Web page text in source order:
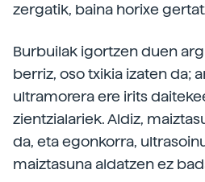
zergatik, baina horixe
Burbuilak igortzen duen
berriz, oso txikia izaten da;
ultramorera ere irits
zientzialariek. Aldiz,
da, eta egonkorra,
maiztasuna aldatzen ez